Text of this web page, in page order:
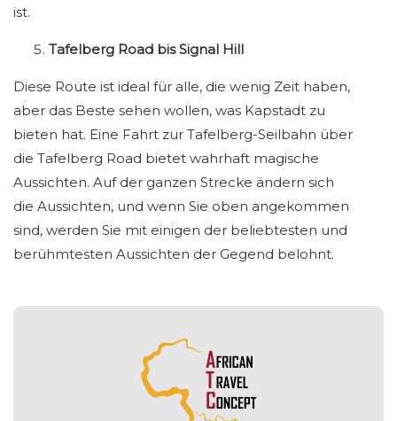
ist.
Tafelberg Road bis Signal Hill
Diese Route ist ideal für alle, die wenig Zeit haben,
aber das Beste sehen wollen, was Kapstadt zu
bieten hat. Eine Fahrt zur Tafelberg-Seilbahn über
die Tafelberg Road bietet wahrhaft magische
Aussichten. Auf der ganzen Strecke ändern sich
die Aussichten, und wenn Sie oben angekommen
sind, werden Sie mit einigen der beliebtesten und
berühmtesten Aussichten der Gegend belohnt.